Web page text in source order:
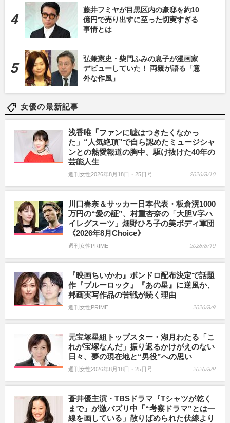
藤井フミヤが目黒区内の豪邸を約10
億円で売り出すに至った切実すぎる
事情とは
弘兼憲史・柴門ふみの息子が漫画家
デビューしていた！ 両親が語る「意
外な作風」
女優の最新記事
浅香唯「ファンに嘘はつきたくなかっ
た」“人気絶頂”で自ら認めたミュージシャ
ンとの熱愛報道の胸中、駆け抜けた40年の
芸能人生
週刊女性2026年8月18日・25日号 2026/8/10
川口春奈＆サッカー日本代表・板倉滉1000
万円の“愛の証”、村重杏奈の「大胆V字ハ
イレグスーツ」畑野ひろ子の美ボディ軍団
《2026年8月Choice》
週刊女性PRIME 2026/8/10
『映画ちいかわ』ボンドロ配布決定で話題
作『ブルーロック』『あの星』に逆風か、
邦画実写作品の苦戦が続く理由
週刊女性PRIME 2026/8/9
元宝塚星組トップスター・湖月わたる「こ
れが宝塚なんだ」振り返るかけがえのない
日々、夢の現在地と“男役”への思い
週刊女性2026年8月18日・25日号 2026/8/8
蒼井優主演・TBSドラマ『Tシャツが乾く
まで』が激バズリ中「“考察ドラマ”とは一
線を画している」散りばめられた伏線より